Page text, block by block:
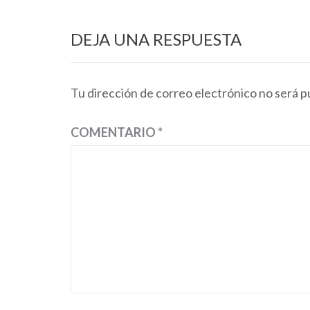
DEJA UNA RESPUESTA
Tu dirección de correo electrónico no será
COMENTARIO*